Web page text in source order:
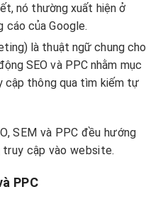
nó thường xuất hiện ở
cáo của Google.
là thuật ngữ chung cho
SEO và PPC nhằm mục
thông qua tìm kiếm tự
SEM và PPC đều hướng
cập vào website.
PPC